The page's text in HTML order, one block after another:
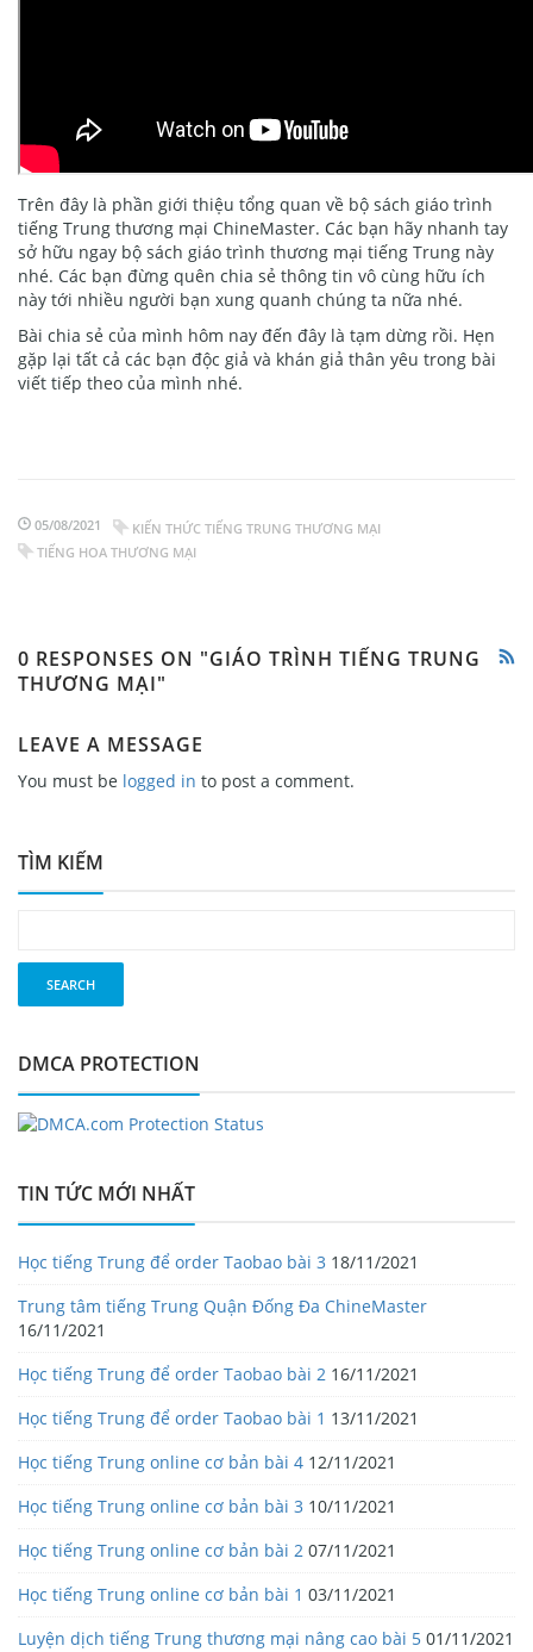
Trên đây là phần giới thiệu tổng quan về bộ sách giáo trình
tiếng Trung thương mại ChineMaster. Các bạn hãy nhanh tay
sở hữu ngay bộ sách giáo trình thương mại tiếng Trung này
nhé. Các bạn đừng quên chia sẻ thông tin vô cùng hữu ích
này tới nhiều người bạn xung quanh chúng ta nữa nhé.
Bài chia sẻ của mình hôm nay đến đây là tạm dừng rồi. Hẹn
gặp lại tất cả các bạn độc giả và khán giả thân yêu trong bài
viết tiếp theo của mình nhé.
05/08/2021
KIẾN THỨC TIẾNG TRUNG THƯƠNG MẠI
TIẾNG HOA THƯƠNG MẠI
0 RESPONSES ON "GIÁO TRÌNH TIẾNG TRUNG
THƯƠNG MẠI"
LEAVE A MESSAGE
You must be logged in to post a comment.
TÌM KIẾM
DMCA PROTECTION
TIN TỨC MỚI NHẤT
Học tiếng Trung để order Taobao bài 3 18/11/2021
Trung tâm tiếng Trung Quận Đống Đa ChineMaster
16/11/2021
Học tiếng Trung để order Taobao bài 2 16/11/2021
Học tiếng Trung để order Taobao bài 1 13/11/2021
Học tiếng Trung online cơ bản bài 4 12/11/2021
Học tiếng Trung online cơ bản bài 3 10/11/2021
Học tiếng Trung online cơ bản bài 2 07/11/2021
Học tiếng Trung online cơ bản bài 1 03/11/2021
Luyện dịch tiếng Trung thương mại nâng cao bài 5 01/11/2021